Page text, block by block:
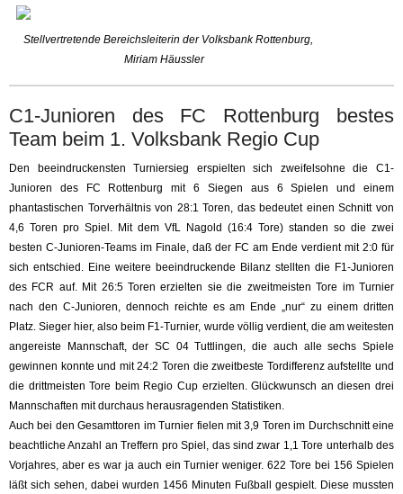
Stellvertretende Bereichsleiterin der Volksbank Rottenburg,
Miriam Häussler
C1-Junioren des FC Rottenburg bestes
Team beim 1. Volksbank Regio Cup
Den beeindruckensten Turniersieg erspielten sich zweifelsohne die C1-
Junioren des FC Rottenburg mit 6 Siegen aus 6 Spielen und einem
phantastischen Torverhältnis von 28:1 Toren, das bedeutet einen Schnitt von
4,6 Toren pro Spiel. Mit dem VfL Nagold (16:4 Tore) standen so die zwei
besten C-Junioren-Teams im Finale, daß der FC am Ende verdient mit 2:0 für
sich entschied. Eine weitere beeindruckende Bilanz stellten die F1-Junioren
des FCR auf. Mit 26:5 Toren erzielten sie die zweitmeisten Tore im Turnier
nach den C-Junioren, dennoch reichte es am Ende „nur“ zu einem dritten
Platz. Sieger hier, also beim F1-Turnier, wurde völlig verdient, die am weitesten
angereiste Mannschaft, der SC 04 Tuttlingen, die auch alle sechs Spiele
gewinnen konnte und mit 24:2 Toren die zweitbeste Tordifferenz aufstellte und
die drittmeisten Tore beim Regio Cup erzielten. Glückwunsch an diesen drei
Mannschaften mit durchaus herausragenden Statistiken.
Auch bei den Gesamttoren im Turnier fielen mit 3,9 Toren im Durchschnitt eine
beachtliche Anzahl an Treffern pro Spiel, das sind zwar 1,1 Tore unterhalb des
Vorjahres, aber es war ja auch ein Turnier weniger. 622 Tore bei 156 Spielen
läßt sich sehen, dabei wurden 1456 Minuten Fußball gespielt. Diese mussten